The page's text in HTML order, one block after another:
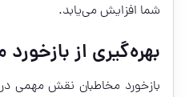
شما افزایش می‌یابد.
بهره‌گیری از
بازخورد مخاطبان نقش مهمی در